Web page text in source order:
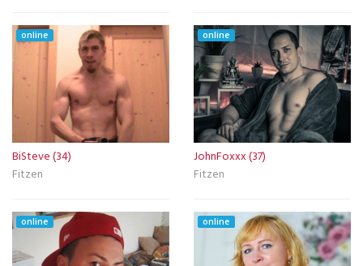
online
BiSteve (34)
Fitzen
online
JohnFoxxx (37)
Fitzen
online online